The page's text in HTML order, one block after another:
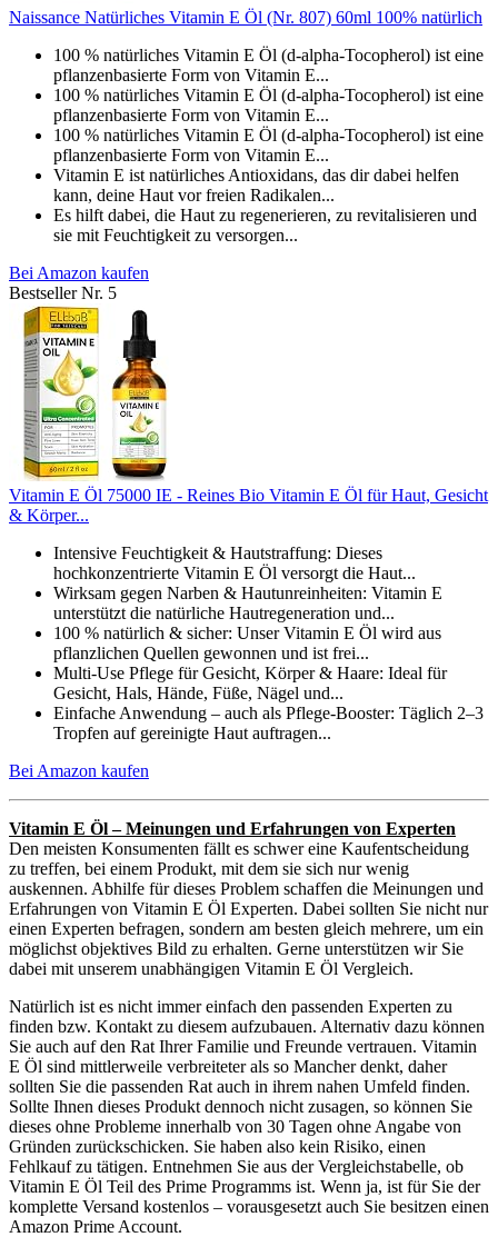
Naissance Natürliches Vitamin E Öl (Nr. 807) 60ml 100% natürlich
100 % natürliches Vitamin E Öl (d-alpha-Tocopherol) ist eine
pflanzenbasierte Form von Vitamin E...
100 % natürliches Vitamin E Öl (d-alpha-Tocopherol) ist eine
pflanzenbasierte Form von Vitamin E...
100 % natürliches Vitamin E Öl (d-alpha-Tocopherol) ist eine
pflanzenbasierte Form von Vitamin E...
Vitamin E ist natürliches Antioxidans, das dir dabei helfen
kann, deine Haut vor freien Radikalen...
Es hilft dabei, die Haut zu regenerieren, zu revitalisieren und
sie mit Feuchtigkeit zu versorgen...
Bei Amazon kaufen
Bestseller Nr. 5
Vitamin E Öl 75000 IE - Reines Bio Vitamin E Öl für Haut, Gesicht
& Körper...
Intensive Feuchtigkeit & Hautstraffung: Dieses
hochkonzentrierte Vitamin E Öl versorgt die Haut...
Wirksam gegen Narben & Hautunreinheiten: Vitamin E
unterstützt die natürliche Hautregeneration und...
100 % natürlich & sicher: Unser Vitamin E Öl wird aus
pflanzlichen Quellen gewonnen und ist frei...
Multi-Use Pflege für Gesicht, Körper & Haare: Ideal für
Gesicht, Hals, Hände, Füße, Nägel und...
Einfache Anwendung – auch als Pflege-Booster: Täglich 2–3
Tropfen auf gereinigte Haut auftragen...
Bei Amazon kaufen
Vitamin E Öl – Meinungen und Erfahrungen von Experten
Den meisten Konsumenten fällt es schwer eine Kaufentscheidung
zu treffen, bei einem Produkt, mit dem sie sich nur wenig
auskennen. Abhilfe für dieses Problem schaffen die Meinungen und
Erfahrungen von Vitamin E Öl Experten. Dabei sollten Sie nicht nur
einen Experten befragen, sondern am besten gleich mehrere, um ein
möglichst objektives Bild zu erhalten. Gerne unterstützen wir Sie
dabei mit unserem unabhängigen Vitamin E Öl Vergleich.
Natürlich ist es nicht immer einfach den passenden Experten zu
finden bzw. Kontakt zu diesem aufzubauen. Alternativ dazu können
Sie auch auf den Rat Ihrer Familie und Freunde vertrauen. Vitamin
E Öl sind mittlerweile verbreiteter als so Mancher denkt, daher
sollten Sie die passenden Rat auch in ihrem nahen Umfeld finden.
Sollte Ihnen dieses Produkt dennoch nicht zusagen, so können Sie
dieses ohne Probleme innerhalb von 30 Tagen ohne Angabe von
Gründen zurückschicken. Sie haben also kein Risiko, einen
Fehlkauf zu tätigen. Entnehmen Sie aus der Vergleichstabelle, ob
Vitamin E Öl Teil des Prime Programms ist. Wenn ja, ist für Sie der
komplette Versand kostenlos – vorausgesetzt auch Sie besitzen einen
Amazon Prime Account.